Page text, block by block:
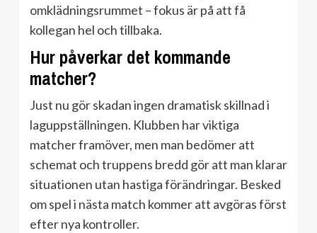
omklädningsrummet – fokus är på att få
kollegan hel och tillbaka.
Hur påverkar det kommande
matcher?
Just nu gör skadan ingen dramatisk skillnad i
laguppställningen. Klubben har viktiga
matcher framöver, men man bedömer att
schemat och truppens bredd gör att man klarar
situationen utan hastiga förändringar. Besked
om spel i nästa match kommer att avgöras först
efter nya kontroller.